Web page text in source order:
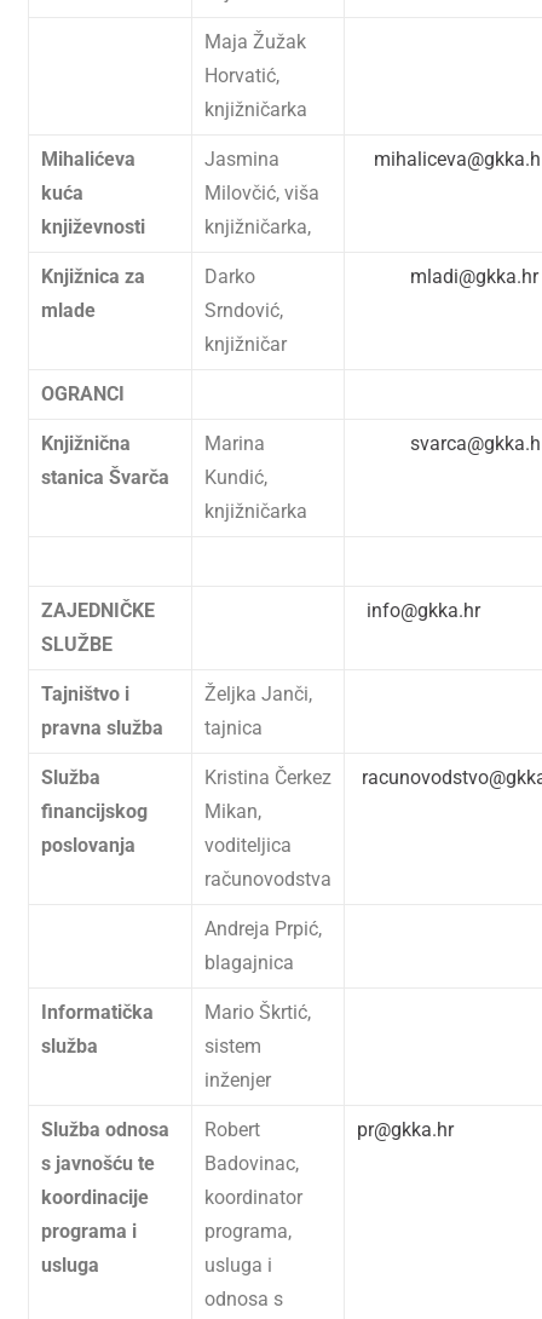
Maja Žužak
Horvatić,
knjižničarka
Mihalićeva
kuća
književnosti
Jasmina
Milovčić, viša
knjižničarka,
Knjižnica za
mlade
Darko
Srndović,
knjižničar
mladi@gkka.hr
OGRANCI
Knjižnična
stanica Švarča
Marina
Kundić,
knjižničarka
ZAJEDNIČKE
SLUŽBE
info@gkka.hr
Tajništvo i
pravna služba
Željka Janči,
tajnica
Služba
financijskog
poslovanja
Kristina Čerkez
Mikan,
voditeljica
računovodstva
Andreja Prpić,
blagajnica
Informatička
služba
Mario Škrtić,
sistem
inženjer
Služba odnosa
s javnošću te
koordinacije
programa i
usluga
Robert
Badovinac,
koordinator
programa,
usluga i
odnosa s
pr@gkka.hr